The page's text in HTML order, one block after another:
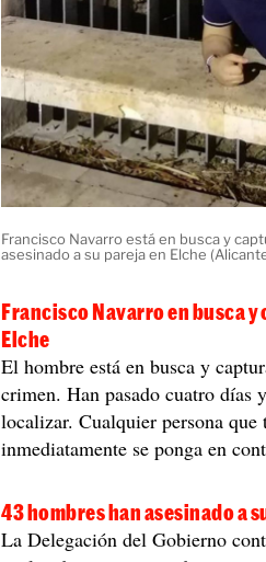
Francisco Navarro está en busca y
asesinado a su pareja en Elche
Francisco Navarro en busca
Elche
El hombre está en busca y
crimen. Han pasado cuatro días
localizar. Cualquier persona que
inmediatamente se ponga en
43 hombres han asesinado a
La Delegación del Gobierno